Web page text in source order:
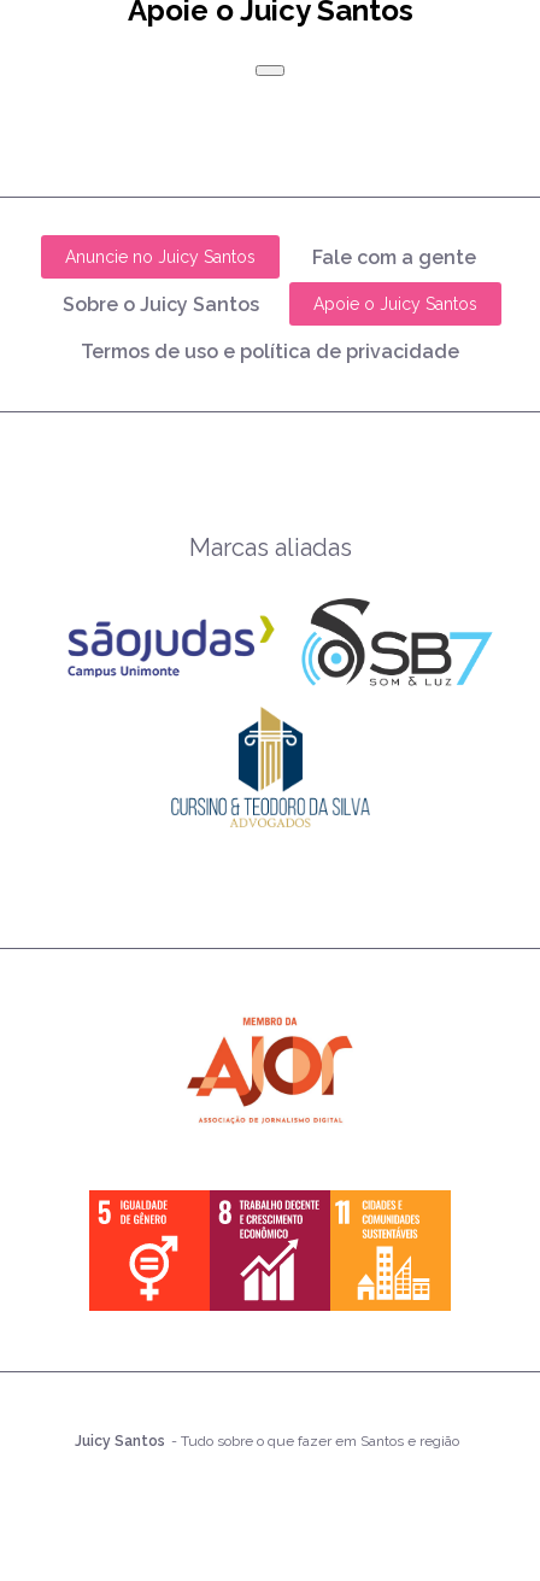
Apoie o Juicy Santos
Anuncie no Juicy Santos Fale com a gente
Sobre o Juicy Santos Apoie o Juicy Santos
Termos de uso e política de privacidade
Marcas aliadas
Juicy Santos - Tudo sobre o que fazer em Santos e região